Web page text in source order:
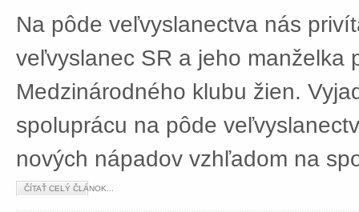
Na pôde veľvyslanectva nás
veľvyslanec SR a jeho manželka
Medzinárodného klubu žien.
spoluprácu na pôde
nových nápadov vzhľadom na
ČÍTAŤ CELÝ ČLÁNOK...